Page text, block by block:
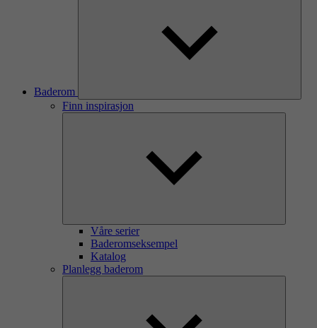
Baderom
Finn inspirasjon
Våre serier
Baderomseksempel
Katalog
Planlegg baderom